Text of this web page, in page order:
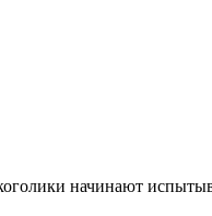
начинают